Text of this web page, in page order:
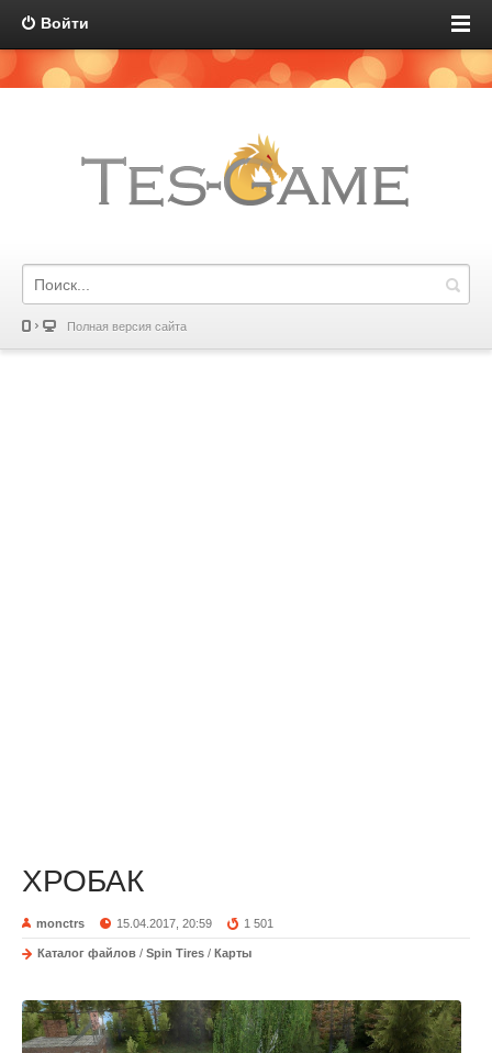
Войти
Полная версия сайта
ХРОБАК
monctrs 15.04.2017, 20:59 1 501
Каталог файлов / Spin Tires / Карты